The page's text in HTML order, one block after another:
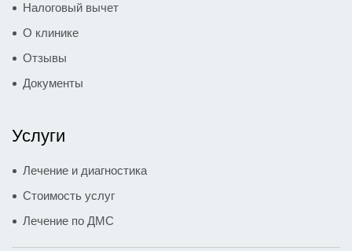
Налоговый вычет
О клинике
Отзывы
Документы
Услуги
Лечение и диагностика
Стоимость услуг
Лечение по ДМС